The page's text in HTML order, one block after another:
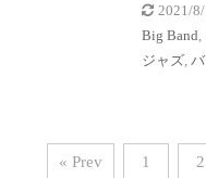
2021/
Big Band
ジャズ
« Prev 1 2